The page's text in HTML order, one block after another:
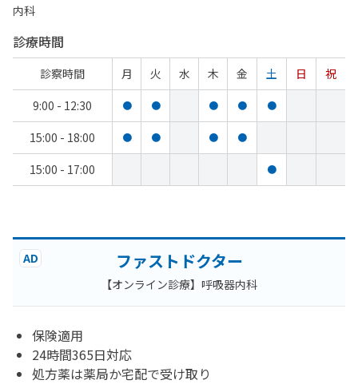
内科
診療時間
診察時間 月 火 水 木 金 土 日
祝
9:00 - 12:30
● ● ● ● ●
15:00 - 18:00 ● ● ● ●
15:00 - 17:00 ●
AD ファストドクター
【オンライン診療】呼吸器内科
保険適用
24時間365日対応
処方薬は薬局か宅配で受け取り